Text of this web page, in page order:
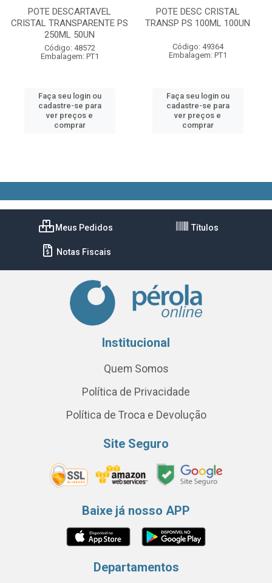
POTE DESCARTAVEL
CRISTAL TRANSPARENTE PS
250ML 50UN
Código: 48572
Embalagem: PT1
Faça seu login ou
cadastre-se para
ver preços e
comprar
POTE DESC CRISTAL
TRANSP PS 100ML 100UN
Código: 49364
Embalagem: PT1
Faça seu login ou
cadastre-se para
ver preços e
comprar
Meus Pedidos Títulos
Notas Fiscais
Institucional
Quem Somos
Política de Privacidade
Política de Troca e Devolução
Site Seguro
Baixe já nosso APP
Departamentos